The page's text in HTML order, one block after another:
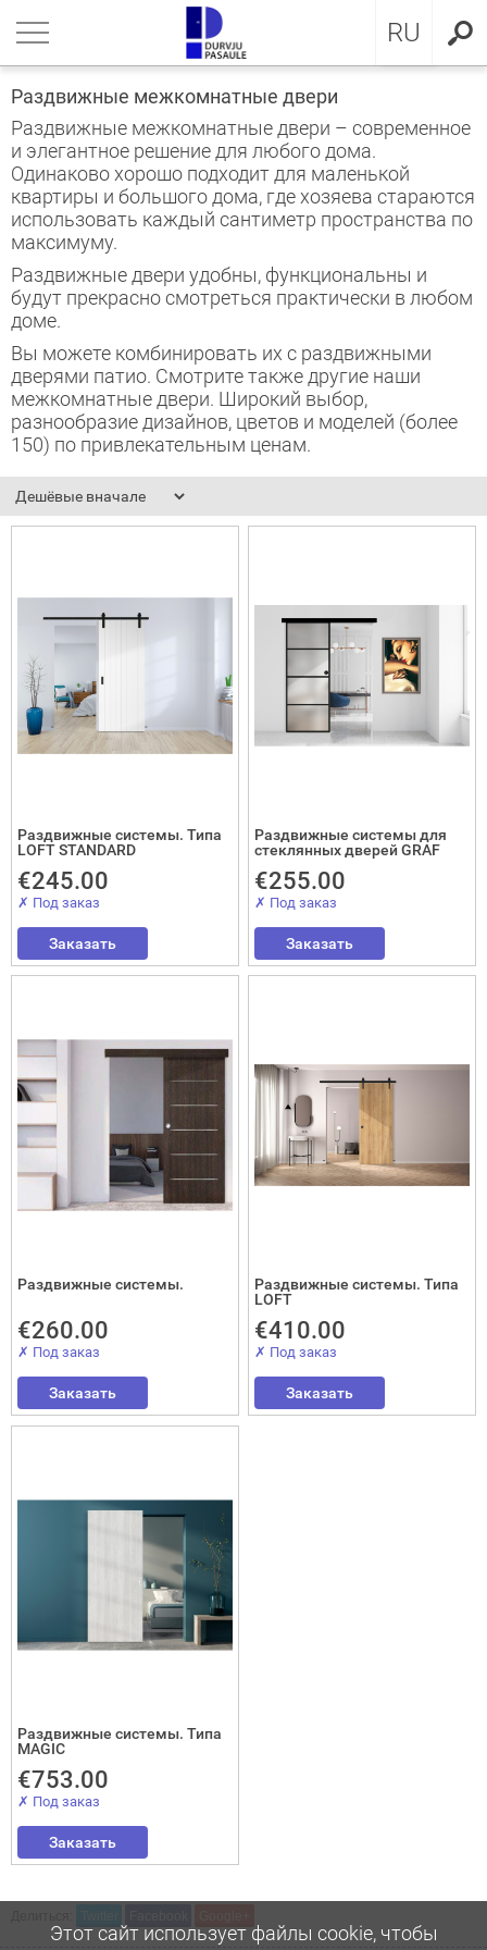
RU
LV
Раздвижные межкомнатные двери
Раздвижные межкомнатные двери – современное
и элегантное решение для любого дома.
Одинаково хорошо подходит для маленькой
квартиры и большого дома, где хозяева стараются
использовать каждый сантиметр пространства по
максимуму.
Раздвижные двери удобны, функциональны и
будут прекрасно смотреться практически в любом
доме.
Вы можете комбинировать их с раздвижными
дверями патио. Смотрите также другие наши
межкомнатные двери. Широкий выбор,
разнообразие дизайнов, цветов и моделей (более
150) по привлекательным ценам.
Раздвижные системы. Типа
LOFT STANDARD
€245.00
✗ Под заказ
Заказать
Раздвижные системы для
стеклянных дверей GRAF
€255.00
✗ Под заказ
Заказать
Раздвижные системы.
€260.00
✗ Под заказ
Заказать
Раздвижные системы. Типа
LOFT
€410.00
✗ Под заказ
Заказать
Раздвижные системы. Типа
MAGIC
€753.00
✗ Под заказ
Заказать
Twitter
В ДОМ
ДВЕРИ
ОБОИ
коллекция
входные двери для
входные двери для
двери с МДФ
входные двери
64mm
входные двери
GLASS
INOX
CLASSIC
MODERN
двери
сложного исполнения
классика
двери
коллекция
коллекция
коллекция
двери
двери
двери (дверь-книжка)
конфиденциальности
Cookies
Interesē
durvis
mājai
durvis
Закрыть!
Этот сайт использует файлы cookie, чтобы